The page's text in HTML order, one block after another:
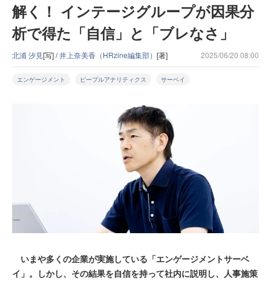
解く！ インテージグループが因果分
析で得た「自信」と「ブレなさ」
北浦 汐見[写] /井上奈美香（HRzine編集部） [著] 2025/06/20 08:00
エンゲージメント ピープルアナリティクス サーベイ
いまや多くの企業が実施している「エンゲージメントサーベ
イ」。しかし、その結果を自信を持って社内に説明し、人事施策